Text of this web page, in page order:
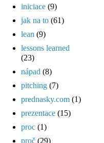
iniciace (9)
jak na to (61)
lean (9)
lessons learned
(23)
nápad (8)
pitching (7)
prednasky.com (1)
prezentace (15)
proc (1)
proč (29)